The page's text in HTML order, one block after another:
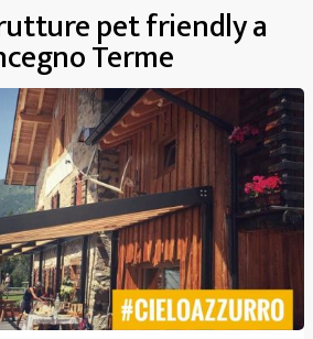
pet friendly a
Terme